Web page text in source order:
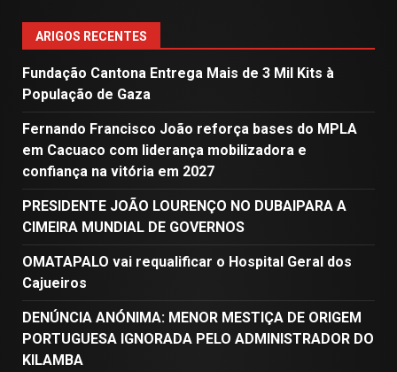
ARIGOS RECENTES
Fundação Cantona Entrega Mais de 3 Mil Kits à
População de Gaza
Fernando Francisco João reforça bases do MPLA
em Cacuaco com liderança mobilizadora e
confiança na vitória em 2027
PRESIDENTE JOÃO LOURENÇO NO DUBAIPARA A
CIMEIRA MUNDIAL DE GOVERNOS
OMATAPALO vai requalificar o Hospital Geral dos
Cajueiros
DENÚNCIA ANÓNIMA: MENOR MESTIÇA DE ORIGEM
PORTUGUESA IGNORADA PELO ADMINISTRADOR DO
KILAMBA